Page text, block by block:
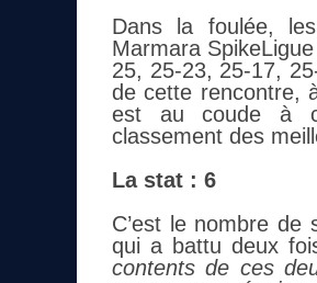
Dans la foulée,
Marmara
25, 25-23, 25-17,
de cette rencontre,
est au coude à
classement des
La stat : 6
C’est le nombre
qui a battu deux
contents de ces